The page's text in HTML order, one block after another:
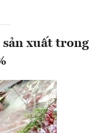
sản xuất trong